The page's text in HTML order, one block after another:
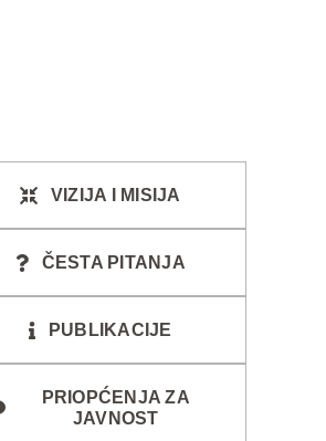
VIZIJA I MISIJA
ČESTA PITANJA
PUBLIKACIJE
PRIOPĆENJA ZA
JAVNOST